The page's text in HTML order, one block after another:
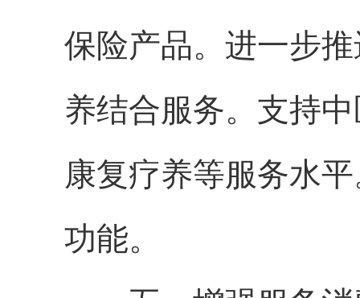
保险产品。进一步
养结合服务。支持
康复疗养等服务水
功能。